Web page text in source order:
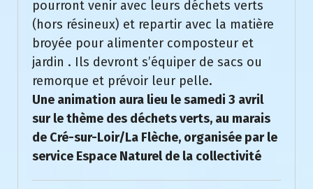
pourront venir avec leurs déchets verts
(hors résineux) et repartir avec la matière
broyée pour alimenter composteur et
jardin . Ils devront s’équiper de sacs ou
remorque et prévoir leur pelle.
Une animation aura lieu le samedi 3 avril
sur le thème des déchets verts, au marais
de Cré-sur-Loir/La Flèche, organisée par le
service Espace Naturel de la collectivité